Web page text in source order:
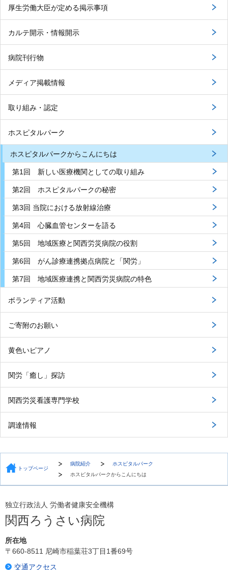
厚生労働大臣が定める掲示事項
カルテ開示・情報開示
病院刊行物
メディア掲載情報
取り組み・認定
ホスピタルパーク
ホスピタルパークからこんにちは
第1回 新しい医療機関としての取り組み
第2回 ホスピタルパークの秘密
第3回 当院における放射線治療
第4回 心臓血管センターを語る
第5回 地域医療と関西労災病院の役割
第6回 がん診療連携拠点病院と「関労」
第7回 地域医療連携と関西労災病院の特色
ボランティア活動
ご寄附のお願い
黄色いピアノ
関労「癒し」探訪
関西労災看護専門学校
調達情報
トップページ
病院紹介
ホスピタルパーク
ホスピタルパークからこんにちは
独立行政法人 労働者健康安全機構
関西ろうさい病院
所在地
〒660-8511 尼崎市稲葉荘3丁目1番69号
交通アクセス